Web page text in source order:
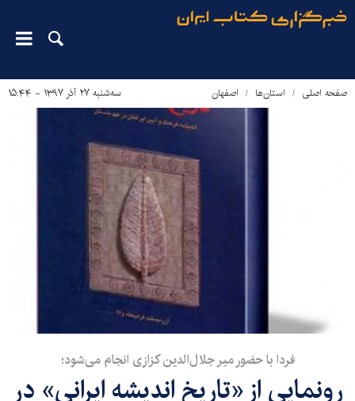
صفحه اصلی استان‌ها اصفهان سه‌شنبه ۲۷ آذر ۱۳۹۷ - ۱۵:۴۴
فردا با حضور میر جلال‌الدین کزازی انجام می‌شود؛
رونمایی از «تاریخ اندیشه ایرانی» در